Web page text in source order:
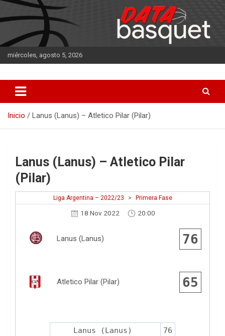
Saltar
al
contenido
miércoles, agosto 5, 2026
DATA Basquet
Inicio Lanus (Lanus) – Atletico Pilar (Pilar)
Lanus (Lanus) – Atletico Pilar
(Pilar)
Liga Argentina – 2022/23 > Primera Fase
18 Nov 2022 20:00
Lanus (Lanus) 76
Atletico Pilar (Pilar) 65
Lanus (Lanus)
76